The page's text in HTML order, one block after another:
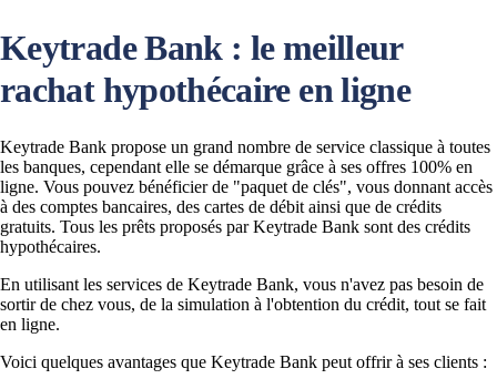
Keytrade Bank : le meilleur
rachat hypothécaire en ligne
Keytrade Bank propose un grand nombre de service classique à toutes
les banques, cependant elle se démarque grâce à ses offres 100% en
ligne. Vous pouvez bénéficier de "paquet de clés", vous donnant accès
à des comptes bancaires, des cartes de débit ainsi que de crédits
gratuits. Tous les prêts proposés par Keytrade Bank sont des crédits
hypothécaires.
En utilisant les services de Keytrade Bank, vous n'avez pas besoin de
sortir de chez vous, de la simulation à l'obtention du crédit, tout se fait
en ligne.
Voici quelques avantages que Keytrade Bank peut offrir à ses clients :